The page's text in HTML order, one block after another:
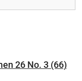
26 No. 3 (66)